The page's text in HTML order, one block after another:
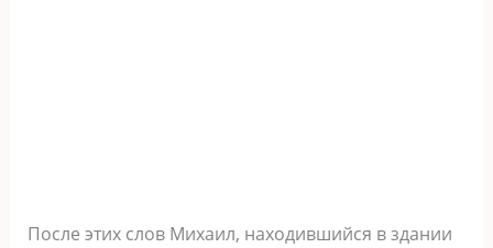
После этих слов Михаил, находившийся в здании